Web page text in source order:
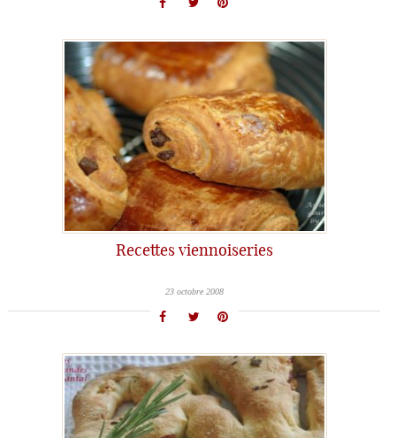
Recettes viennoiseries
23 octobre 2008